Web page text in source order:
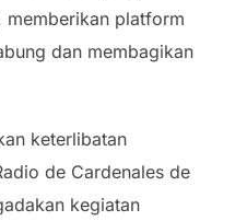
memberikan platform
dan membagikan
keterlibatan
de Cardenales de
kegiatan